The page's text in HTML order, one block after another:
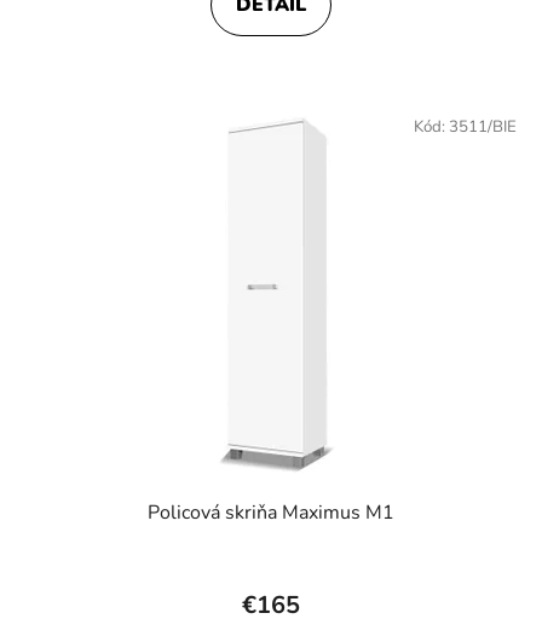
Policová skriňa Maximus M1
€165
Kód: 3511/BIE